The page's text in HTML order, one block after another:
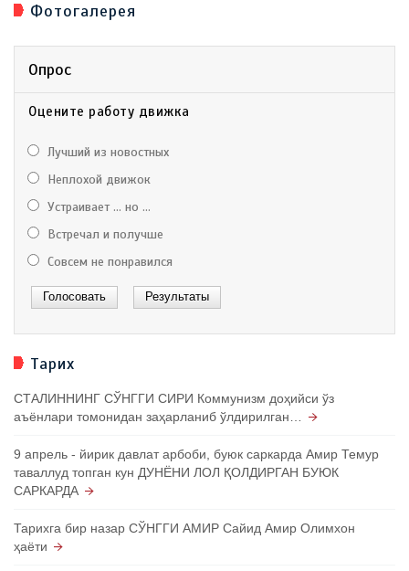
Фотогалерея
Опрос
Оцените работу движка
Лучший из новостных
Неплохой движок
Устраивает ... но ...
Встречал и получше
Совсем не понравился
Тарих
СТАЛИННИНГ СЎНГГИ СИРИ Коммунизм доҳийси ўз
аъёнлари томонидан заҳарланиб ўлдирилган…
9 апрель - йирик давлат арбоби, буюк саркарда Амир Темур
таваллуд топган кун ДУНЁНИ ЛОЛ ҚОЛДИРГАН БУЮК
САРКАРДА
Тарихга бир назар СЎНГГИ АМИР Сайид Амир Олимхон
ҳаёти